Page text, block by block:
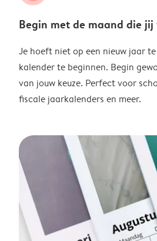
Begin met de maand die
Je hoeft niet op een nieuw jaar
kalender te beginnen. Begin
van jouw keuze. Perfect voor
fiscale jaarkalenders en meer.